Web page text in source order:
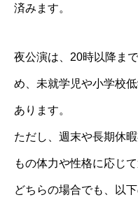
済みます。
夜公演は、20時以降ま
め、未就学児や小学校
あります。
ただし、週末や長期休
もの体力や性格に応じ
どちらの場合でも、以